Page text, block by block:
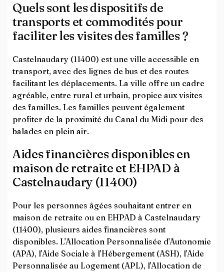
Quels sont les dispositifs de
transports et commodités pour
faciliter les visites des familles ?
Castelnaudary (11400) est une ville accessible en
transport, avec des lignes de bus et des routes
facilitant les déplacements. La ville offre un cadre
agréable, entre rural et urbain, propice aux visites
des familles. Les familles peuvent également
profiter de la proximité du Canal du Midi pour des
balades en plein air.
Aides financières disponibles en
maison de retraite et EHPAD à
Castelnaudary (11400)
Pour les personnes âgées souhaitant entrer en
maison de retraite ou en EHPAD à Castelnaudary
(11400), plusieurs aides financières sont
disponibles. L'Allocation Personnalisée d'Autonomie
(APA), l'Aide Sociale à l'Hébergement (ASH), l'Aide
Personnalisée au Logement (APL), l'Allocation de